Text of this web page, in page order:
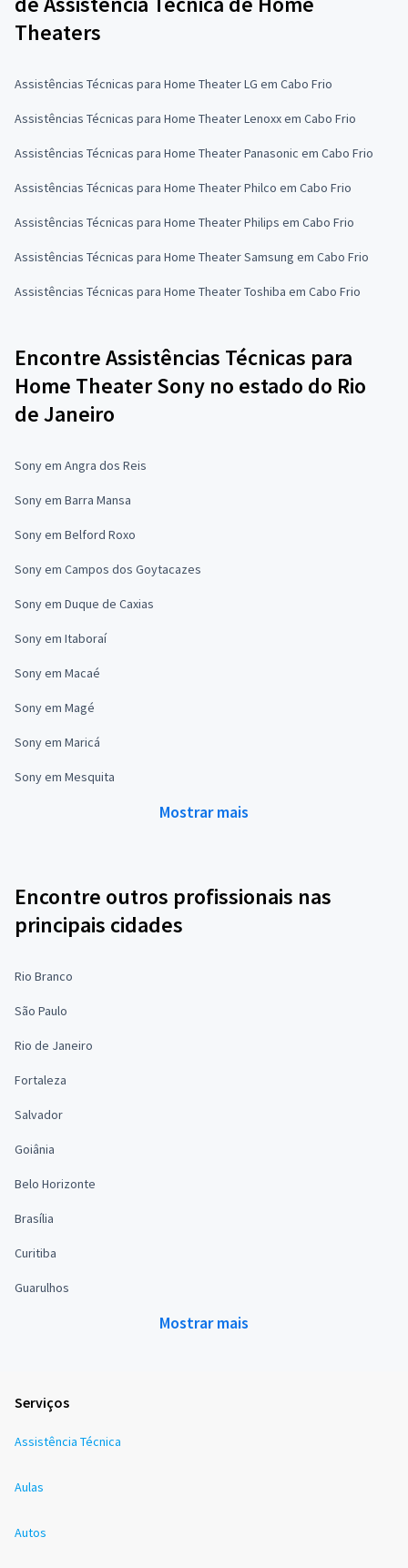
Theaters
Assistências Técnicas para Home Theater LG em Cabo Frio
Assistências Técnicas para Home Theater Lenoxx em Cabo Frio
Assistências Técnicas para Home Theater Panasonic em Cabo Frio
Assistências Técnicas para Home Theater Philco em Cabo Frio
Assistências Técnicas para Home Theater Philips em Cabo Frio
Assistências Técnicas para Home Theater Samsung em Cabo Frio
Assistências Técnicas para Home Theater Toshiba em Cabo Frio
Encontre Assistências Técnicas para
Home Theater Sony no estado do Rio
de Janeiro
Sony em Angra dos Reis
Sony em Barra Mansa
Sony em Belford Roxo
Sony em Campos dos Goytacazes
Sony em Duque de Caxias
Sony em Itaboraí
Sony em Macaé
Sony em Magé
Sony em Maricá
Sony em Mesquita
Mostrar mais
Encontre outros profissionais nas
principais cidades
Rio Branco
São Paulo
Rio de Janeiro
Fortaleza
Salvador
Goiânia
Belo Horizonte
Brasília
Curitiba
Guarulhos
Mostrar mais
Serviços
Assistência Técnica
Aulas
Autos